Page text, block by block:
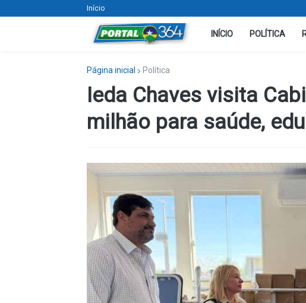
Início
INÍCIO POLÍTICA
Página inicial Política
Ieda Chaves visita
milhão para saúde,